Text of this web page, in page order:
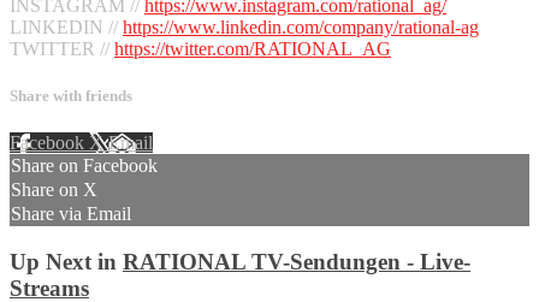
INSTAGRAM // https://www.instagram.com/rational_ag/
LINKEDIN // https://www.linkedin.com/company/rational-ag
TWITTER // https://twitter.com/RATIONAL_AG
Share with friends
Facebook XEmail
Share on Facebook
Share on X
Share via Email
Up Next in RATIONAL TV-Sendungen - Live-
Streams